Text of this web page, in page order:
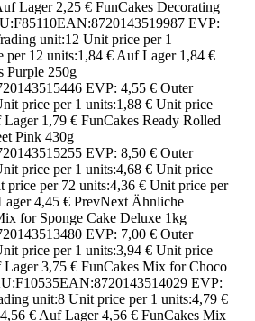
Lager 2,25 € FunCakes Decorating
EVP:
unit:12 Unit price per 1
per 12 units:1,84 € Auf Lager 1,84 €
Purple 250g
EVP: 4,55 € Outer
price per 1 units:1,88 € Unit price
1,79 € FunCakes Ready Rolled
Pink 430g
EVP: 8,50 € Outer
price per 1 units:4,68 € Unit price
price per 72 units:4,36 € Unit price per
4,45 € PrevNext Ähnliche
for Sponge Cake Deluxe 1kg
EVP: 7,00 € Outer
price per 1 units:3,94 € Unit price
3,75 € FunCakes Mix for Choco
EVP:
unit:8 Unit price per 1 units:4,79 €
€ Auf Lager 4,56 € FunCakes Mix